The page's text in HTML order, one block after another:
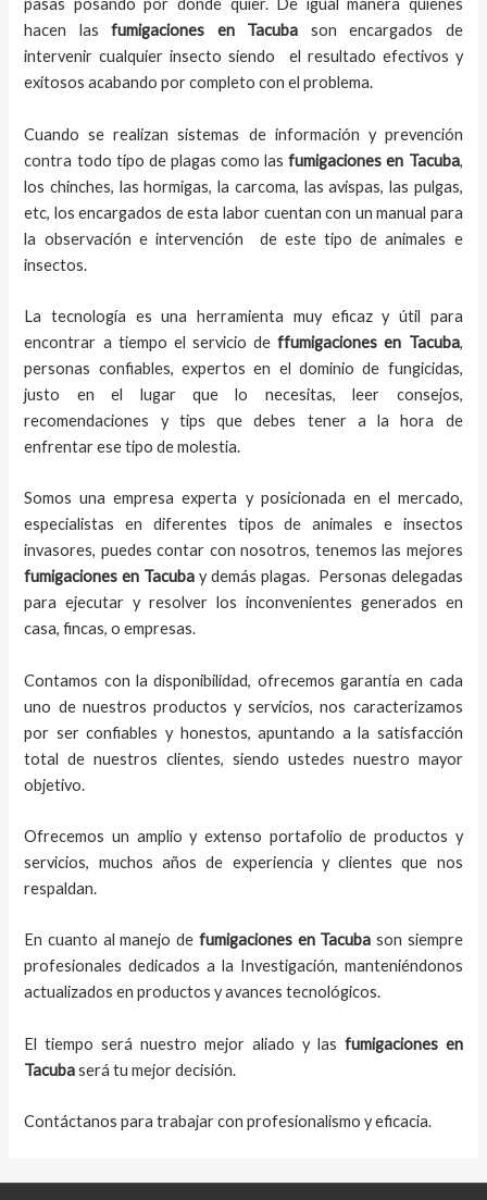
pasas posando por donde quier. De igual manera quienes
hacen las
fumigaciones en Tacuba son encargados de
intervenir cualquier insecto siendo el resultado efectivos y
exitosos acabando por completo con el problema.
Cuando se realizan sistemas de información y prevención
contra todo tipo de plagas como lasfumigaciones en Tacuba,
los chinches, las hormigas, la carcoma, las avispas, las pulgas,
etc, los encargados de esta labor cuentan con un manual para
la observación e intervención de este tipo de animales e
insectos.
La tecnología es una herramienta muy eficaz y útil para
encontrar a tiempo el servicio deffumigaciones en Tacuba,
personas confiables, expertos en el dominio de fungicidas,
justo en el lugar que lo necesitas, leer consejos,
recomendaciones y tips que debes tener a la hora de
enfrentar ese tipo de molestia.
Somos una empresa experta y posicionada en el mercado,
especialistas en diferentes tipos de animales e insectos
invasores, puedes contar con nosotros, tenemos las mejores
fumigaciones en Tacuba y demás plagas. Personas delegadas
para ejecutar y resolver los inconvenientes generados en
casa, fincas, o empresas.
Contamos con la disponibilidad, ofrecemos garantía en cada
uno de nuestros productos y servicios, nos caracterizamos
por ser confiables y honestos, apuntando a la satisfacción
total de nuestros clientes, siendo ustedes nuestro mayor
objetivo.
Ofrecemos un amplio y extenso portafolio de productos y
servicios, muchos años de experiencia y clientes que nos
respaldan.
En cuanto almanejo de fumigaciones en Tacuba son siempre
profesionales dedicados a la Investigación, manteniéndonos
actualizados en productos y avances tecnológicos.
El tiempo será nuestro mejor aliado y las fumigaciones en
Tacubaserá tu mejor decisión.
Contáctanos para trabajar con profesionalismo y eficacia.